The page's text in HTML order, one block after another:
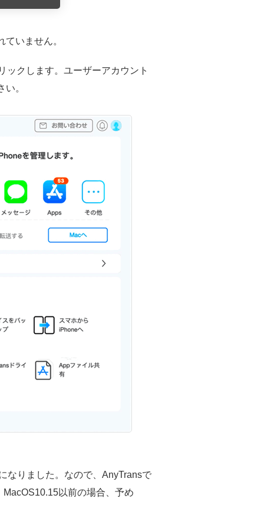
いません。
クします。ユーザーアカウント
。
なりました。なので、AnyTransで
以前の場合、予め